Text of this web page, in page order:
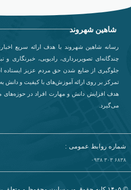
شاهین شهروند
رسانه شاهین شهروند با هدف ارائه سریع
چندگانه‌ای تصویربرداری، رادیویی، خبرنگاری و
جلوگیری از ضایع شدن حق مردم عزیز ایستاده
تمرکز بر روی ارائه آموزش‌های با کیفیت و دانش
هدف افزایش دانش و مهارت افراد در حوزه‌های
می‌گیرد.
شماره روابط عمومی :
۶۸۳۸ ۳۰۳ ۰۹۳۸​